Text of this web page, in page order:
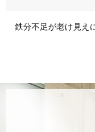
鉄分不足が老け見え